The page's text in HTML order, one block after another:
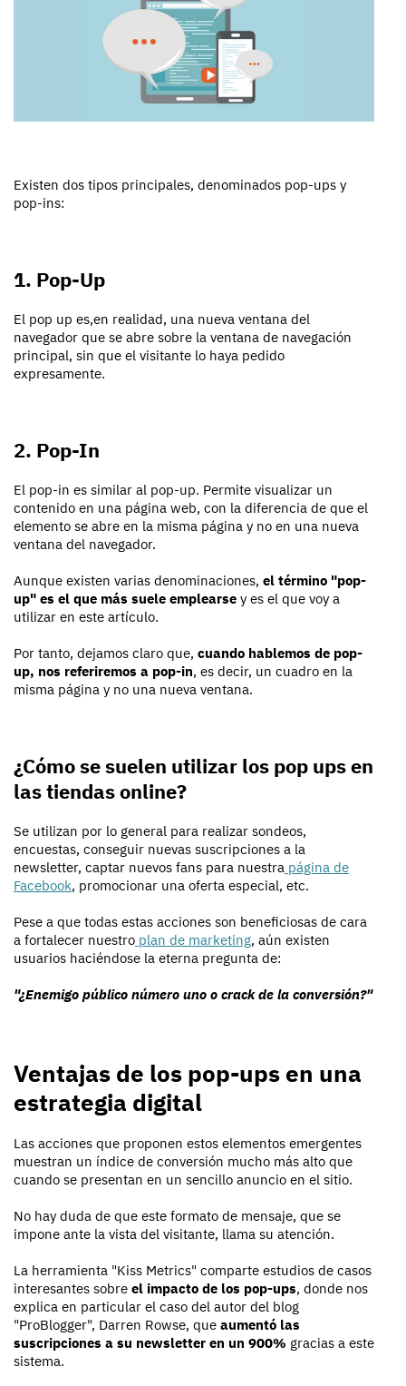
Existen dos tipos principales, denominados pop-ups y
pop-ins:
1. Pop-Up
El pop up es,en realidad, una nueva ventana del
navegador que se abre sobre la ventana de navegación
principal, sin que el visitante lo haya pedido
expresamente.
2. Pop-In
El pop-in es similar al pop-up. Permite visualizar un
contenido en una página web, con la diferencia de que el
elemento se abre en la misma página y no en una nueva
ventana del navegador.
Aunque existen varias denominaciones, el término "pop-
up" es el que más suele emplearse y es el que voy a
utilizar en este artículo.
Por tanto, dejamos claro que, cuando hablemos de pop-
up, nos referiremos a pop-in, es decir, un cuadro en la
misma página y no una nueva ventana.
¿Cómo se suelen utilizar los pop ups en
las tiendas online?
Se utilizan por lo general para realizar sondeos,
encuestas, conseguir nuevas suscripciones a la
newsletter, captar nuevos fans para nuestra página de
Facebook, promocionar una oferta especial, etc.
Pese a que todas estas acciones son beneficiosas de cara
a fortalecer nuestro plan de marketing, aún existen
usuarios haciéndose la eterna pregunta de:
"¿Enemigo público número uno o crack de la conversión?"
Ventajas de los pop-ups en una
estrategia digital
Las acciones que proponen estos elementos emergentes
muestran un índice de conversión mucho más alto que
cuando se presentan en un sencillo anuncio en el sitio.
No hay duda de que este formato de mensaje, que se
impone ante la vista del visitante, llama su atención.
La herramienta "Kiss Metrics" comparte estudios de casos
interesantes sobre el impacto de los pop-ups, donde nos
explica en particular el caso del autor del blog
"ProBlogger", Darren Rowse, que aumentó las
suscripciones a su newsletter en un 900% gracias a este
sistema.